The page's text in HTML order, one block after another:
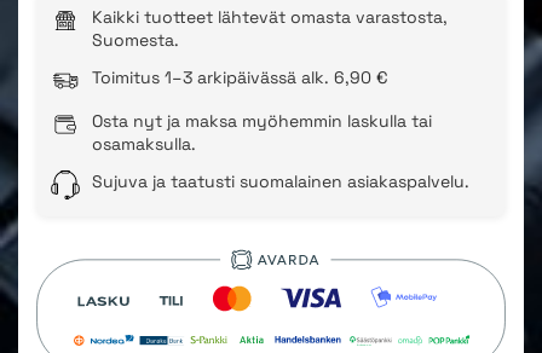
Kaikki tuotteet lähtevät omasta varastosta,
Suomesta.
Toimitus 1–3 arkipäivässä alk. 6,90 €
Osta nyt ja maksa myöhemmin laskulla tai
osamaksulla.
Sujuva ja taatusti suomalainen asiakaspalvelu.